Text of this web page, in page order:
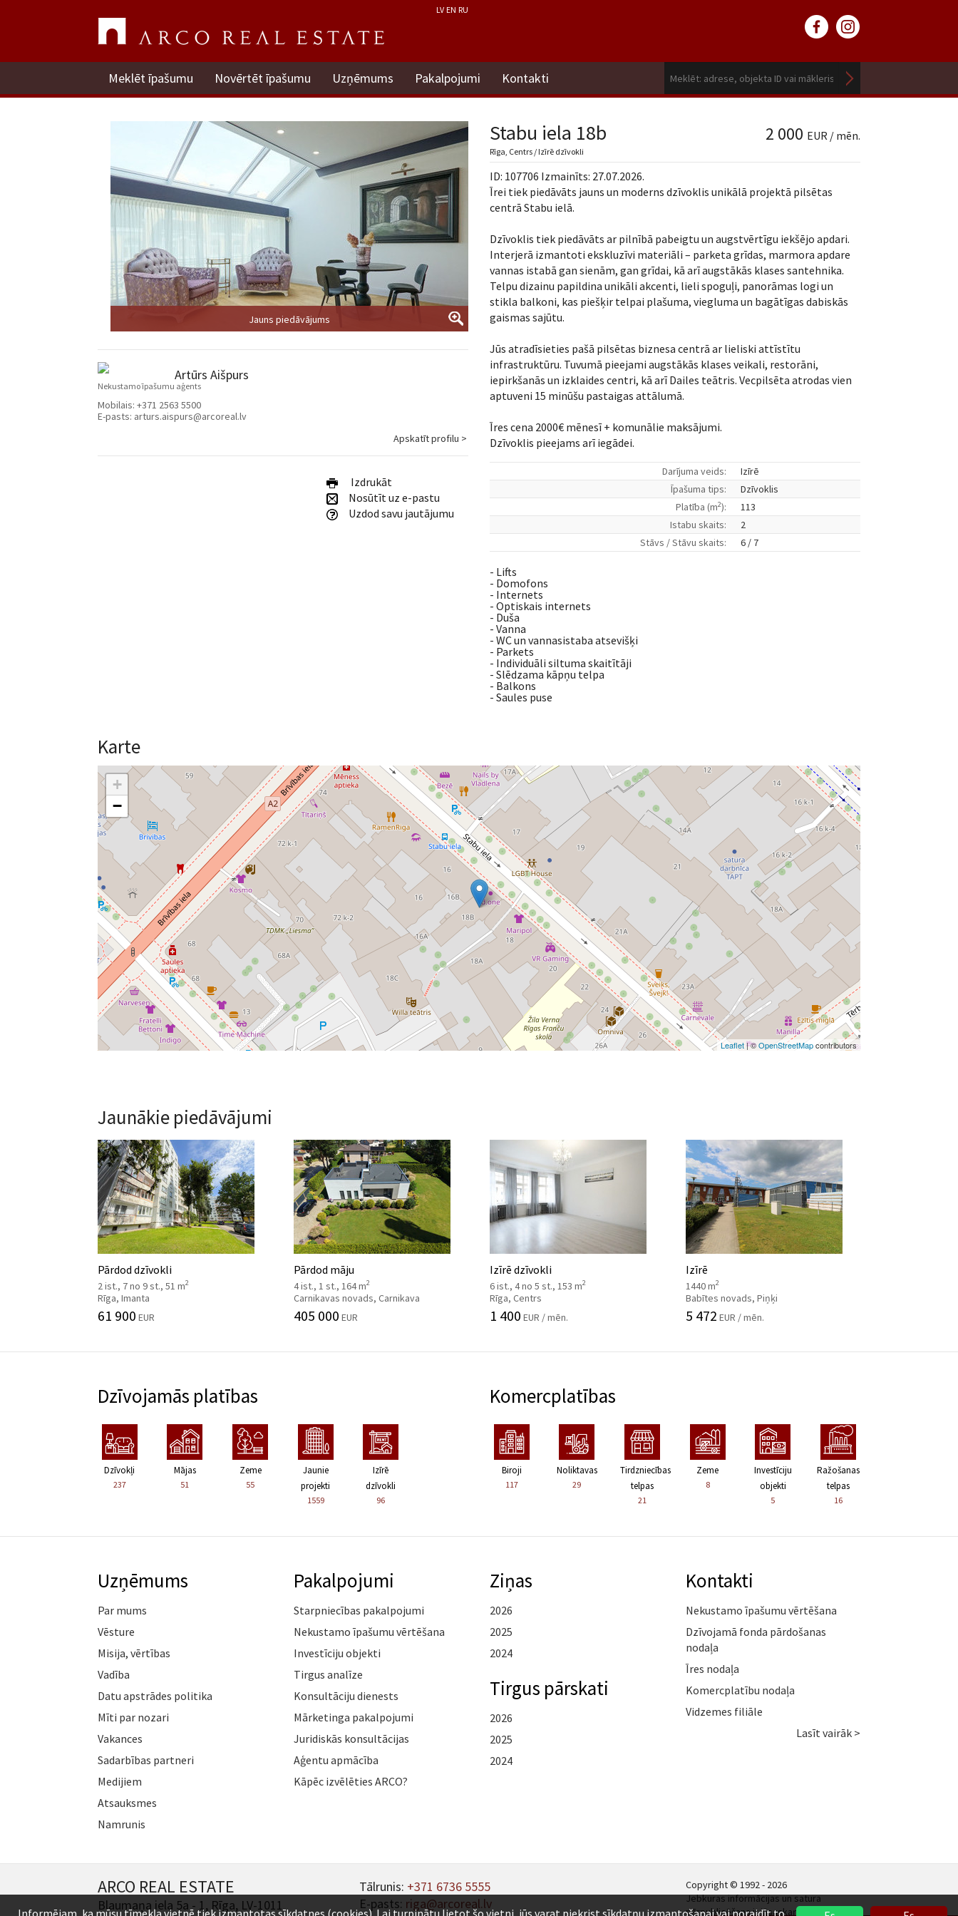
LV EN RU
Meklēt īpašumu Novērtēt īpašumu Uzņēmums Pakalpojumi Kontakti
Stabu iela 18b 2 000 EUR / mēn.
Rīga, Centrs / Izīrē dzīvokli
ID: 107706 Izmainīts: 27.07.2026.
Īrei tiek piedāvāts jauns un moderns dzīvoklis unikālā projektā pilsētas
centrā Stabu ielā.
Dzīvoklis tiek piedāvāts ar pilnībā pabeigtu un augstvērtīgu iekšējo apdari.
Interjerā izmantoti ekskluzīvi materiāli – parketa grīdas, marmora apdare
vannas istabā gan sienām, gan grīdai, kā arī augstākās klases santehnika.
Telpu dizainu papildina unikāli akcenti, lieli spoguļi, panorāmas logi un
stikla balkoni, kas piešķir telpai plašuma, viegluma un bagātīgas dabiskās
gaismas sajūtu.
Jūs atradīsieties pašā pilsētas biznesa centrā ar lieliski attīstītu
infrastruktūru. Tuvumā pieejami augstākās klases veikali, restorāni,
iepirkšanās un izklaides centri, kā arī Dailes teātris. Vecpilsēta atrodas vien
aptuveni 15 minūšu pastaigas attālumā.
Īres cena 2000€ mēnesī + komunālie maksājumi.
Dzīvoklis pieejams arī iegādei.
Darījuma veids:
Izīrē
Īpašuma tips:
Dzīvoklis
Platība (m2):
113
Istabu skaits:
2
Stāvs / Stāvu skaits:
6 / 7
- Lifts
- Domofons
- Internets
- Optiskais internets
- Duša
- Vanna
- WC un vannasistaba atsevišķi
- Parkets
- Individuāli siltuma skaitītāji
- Slēdzama kāpņu telpa
- Balkons
- Saules puse
Jauns piedāvājums
Artūrs Aišpurs
Nekustamo īpašumu aģents
Mobilais: +371 2563 5500
E-pasts: arturs.aispurs@arcoreal.lv
Apskatīt profilu >
Izdrukāt
Nosūtīt uz e-pastu
Uzdod savu jautājumu
Karte
+
−
Leaflet| ©OpenStreetMapcontributors
Jaunākie piedāvājumi
Pārdod dzīvokli
2 ist., 7 no 9 st., 51 m2
Rīga, Imanta
61 900 EUR
Pārdod māju
4 ist., 1 st., 164 m2
Carnikavas novads, Carnikava
405 000 EUR
Izīrē dzīvokli
6 ist., 4 no 5 st., 153 m2
Rīga, Centrs
1 400 EUR / mēn.
Izīrē
1440 m2
Babītes novads, Piņķi
5 472 EUR / mēn.
Dzīvojamās platības
Dzīvokļi
237
Mājas
51
Zeme
55
Jaunie
projekti
1559
Izīrē
dzīvokli
96
Komercplatības
Biroji
117
Noliktavas
29
Tirdzniecības
telpas
21
Zeme
8
Investīciju
objekti
5
Ražošanas
telpas
16
Uzņēmums
Par mums
Vēsture
Misija, vērtības
Vadība
Datu apstrādes politika
Mīti par nozari
Vakances
Sadarbības partneri
Medijiem
Atsauksmes
Namrunis
Pakalpojumi
Starpniecības pakalpojumi
Nekustamo īpašumu vērtēšana
Investīciju objekti
Tirgus analīze
Konsultāciju dienests
Mārketinga pakalpojumi
Juridiskās konsultācijas
Aģentu apmācība
Kāpēc izvēlēties ARCO?
Ziņas
2026
2025
2024
Tirgus pārskati
2026
2025
2024
Kontakti
Nekustamo īpašumu vērtēšana
Dzīvojamā fonda pārdošanas
nodaļa
Īres nodaļa
Komercplatību nodaļa
Vidzemes filiāle
Lasīt vairāk >
ARCO REAL ESTATE
Blaumaņa iela 5a - 1, Rīga, LV-1011
Tālrunis: +371 6736 5555
E-pasts: riga@arcoreal.lv
Copyright © 1992 - 2026
Jebkuras informācijas un satura
pārpublicēšana ir jāsaskaņo.
Informējam, ka mūsu tīmekļa vietnē tiek izmantotas sīkdatnes (cookies). Lai turpinātu lietot šo vietni, jūs varat piekrist sīkdatņu izmantošanai vai noraidīt to.